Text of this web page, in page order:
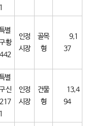
별
황
인정
시장
골목
형
9,1
37
별
신
인정
시장
건물
형
13,4
94